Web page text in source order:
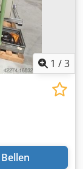
1 /3
Bellen